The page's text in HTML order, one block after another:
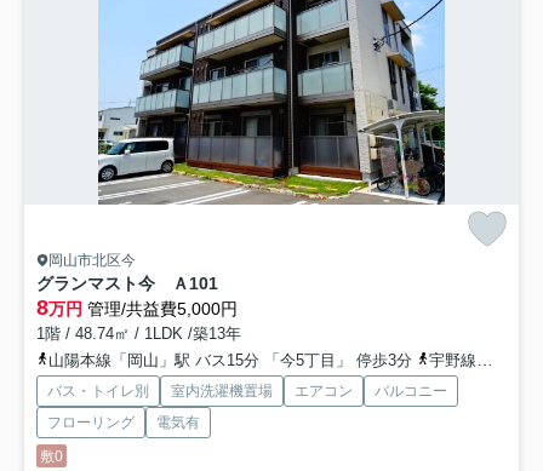
岡山市北区今
グランマスト今 Ａ101
8万円 管理/共益費5,000円
1階 / 48.74㎡ / 1LDK /築13年
山陽本線「岡山」駅 バス15分 「今5丁目」 停歩3分
宇野線「大元」駅 徒歩17分
バス・トイレ別 室内洗濯機置場 エアコン
バルコニー
フローリング
電気有
敷0